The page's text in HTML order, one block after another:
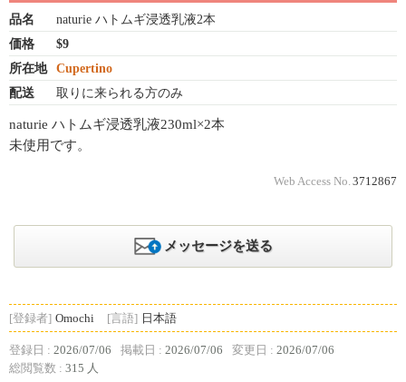
品名
naturie ハトムギ浸透乳液2本
価格
$9
所在地
Cupertino
配送
取りに来られる方のみ
naturie ハトムギ浸透乳液230ml×2本
未使用です。
Web Access No. 3712867
メッセージを送る
[登録者] Omochi [言語] 日本語
登録日 : 2026/07/06 掲載日 : 2026/07/06 変更日 : 2026/07/06
総閲覧数 : 315 人